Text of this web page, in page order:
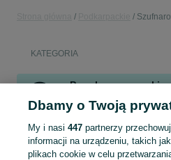
KATEGORIA
Popularne
vitara dmax drewno
Zobacz Więcej
Dbamy o Twoją
My i nasi 447partnerzy
informacji na urządzeniu, takich
plikach cookie w celu